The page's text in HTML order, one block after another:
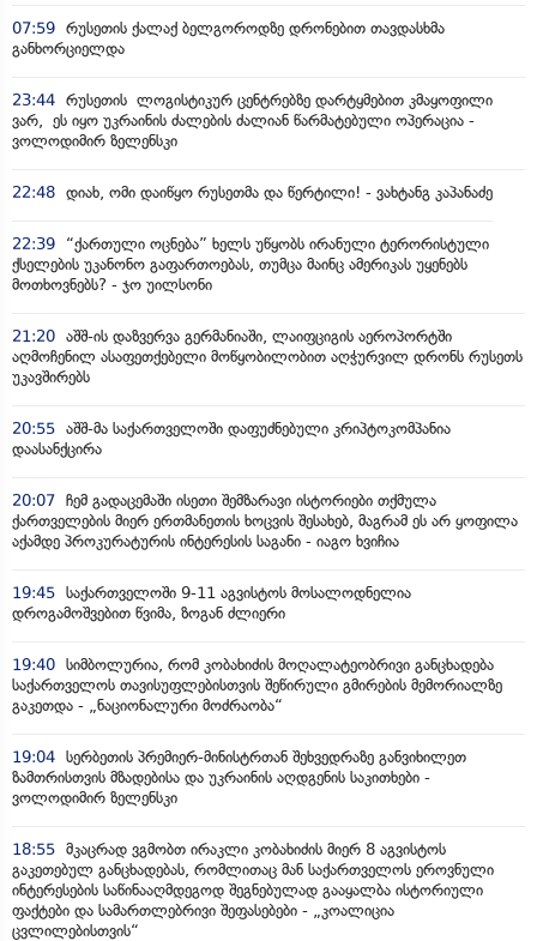
07:59 რუსეთის ქალაქ ბელგოროდზე დრონებით თავდასხმა
განხორციელდა
23:44 რუსეთის ლოგისტიკურ ცენტრებზე დარტყმებით კმაყოფილი
ვარ, ეს იყო უკრაინის ძალების ძალიან წარმატებული ოპერაცია -
ვოლოდიმირ ზელენსკი
22:48 დიახ, ომი დაიწყო რუსეთმა და წერტილი! - ვახტანგ კაპანაძე
22:39
“ქართული ოცნება” ხელს უწყობს ირანული ტერორისტული
ქსელების უკანონო გაფართოებას, თუმცა მაინც ამერიკას უყენებს
მოთხოვნებს? - ჯო უილსონი
21:20 აშშ-ის დაზვერვა გერმანიაში, ლაიფციგის აეროპორტში
აღმოჩენილ ასაფეთქებელი მოწყობილობით აღჭურვილ დრონს რუსეთს
უკავშირებს
20:55 აშშ-მა საქართველოში დაფუძნებული კრიპტოკომპანია
დაასანქცირა
20:07 ჩემ გადაცემაში ისეთი შემზარავი ისტორიები თქმულა
ქართველების მიერ ერთმანეთის ხოცვის შესახებ, მაგრამ ეს არ ყოფილა
აქამდე პროკურატურის ინტერესის საგანი - იაგო ხვიჩია
19:45 საქართველოში 9-11 აგვისტოს მოსალოდნელია
დროგამოშვებით წვიმა, ზოგან ძლიერი
19:40 სიმბოლურია, რომ კობახიძის მოღალატეობრივი განცხადება
საქართველოს თავისუფლებისთვის შეწირული გმირების მემორიალზე
გაკეთდა - „ნაციონალური მოძრაობა“
19:04 სერბეთის პრემიერ-მინისტრთან შეხვედრაზე განვიხილეთ
ზამთრისთვის მზადებისა და უკრაინის აღდგენის საკითხები -
ვოლოდიმირ ზელენსკი
18:55 მკაცრად ვგმობთ ირაკლი კობახიძის მიერ 8 აგვისტოს
გაკეთებულ განცხადებას, რომლითაც მან საქართველოს ეროვნული
ინტერესების საწინააღმდეგოდ შეგნებულად გააყალბა ისტორიული
ფაქტები და სამართლებრივი შეფასებები - „კოალიცია
ცვლილებისთვის“